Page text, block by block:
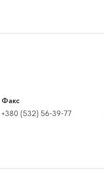
Факс
+380 (532) 56-39-77